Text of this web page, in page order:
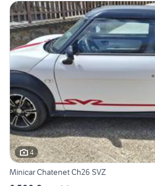
4
Minicar Chatenet Ch26 SVZ